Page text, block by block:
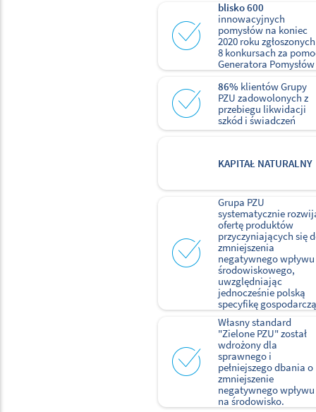
blisko 600
innowacyjnych
pomysłów na koniec
2020 roku
8 konkursach za
Generatora Pomysłów
86% klientów Grupy
PZU zadowolonych z
przebiegu likwidacji
szkód i świadczeń
KAPITAŁ NATURALNY
Grupa PZU
systematycznie
ofertę produktów
przyczyniających się
zmniejszenia
negatywnego wpływu
środowiskowego,
uwzględniając
jednocześnie polską
specyfikę
Własny standard
"Zielone PZU" został
wdrożony dla
sprawnego i
pełniejszego dbania o
zmniejszenie
negatywnego wpływu
na środowisko.